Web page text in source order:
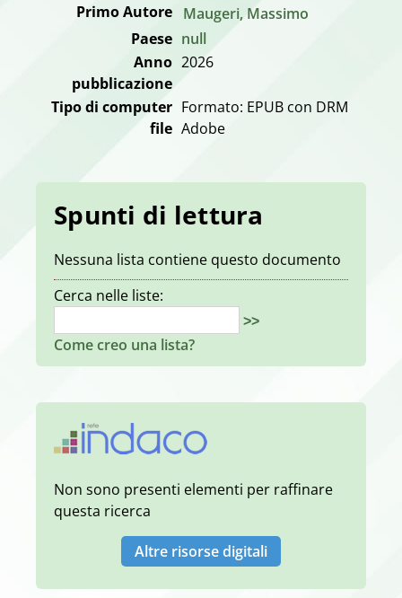
Primo Autore Maugeri, Massimo
Paese null
Anno
pubblicazione
2026
Tipo di computer
file
Formato: EPUB con DRM
Adobe
Spunti di lettura
Nessuna lista contiene questo documento
Cerca nelle liste:
>>
Come creo una lista?
Non sono presenti elementi per raffinare
questa ricerca
Altre risorse digitali